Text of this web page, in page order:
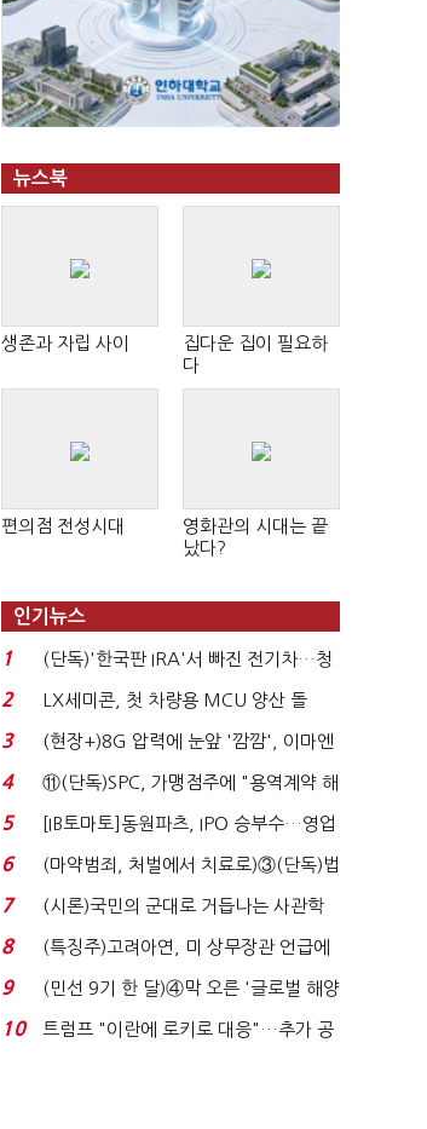
뉴스북
생존과 자립 사이
집다운 집이 필요하
다
편의점 전성시대
영화관의 시대는 끝
났다?
인기뉴스
1
(단독)'한국판 IRA'서 빠진 전기차…청
와대 벽에 막혔다...
2
LX세미콘, 첫 차량용 MCU 양산 돌
입…현대차·기아에 ...
3
(현장+)8G 압력에 눈앞 '깜깜', 이마엔
구슬땀 '뚝뚝'…화려...
4
⑪(단독)SPC, 가맹점주에 "용역계약 해
지하라"...내팽개친 '...
5
[IB토마토]동원파츠, IPO 승부수…영업
익 7배 성장의 ...
6
(마약범죄, 처벌에서 치료로)③(단독)법
무부, 마약재활과 4...
7
(시론)국민의 군대로 거듭나는 사관학
교 개혁
8
(특징주)고려아연, 미 상무장관 언급에
12% '급등'...
9
(민선 9기 한 달)④막 오른 '글로벌 해양
수도'…'전재수 리...
10
트럼프 "이란에 로키로 대응"…추가 공